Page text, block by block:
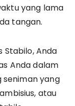
yang lama
tangan.
Anda
Anda dalam
seniman yang
atau